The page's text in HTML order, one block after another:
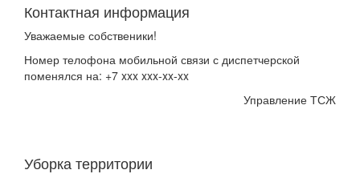
Контактная информация
Уважаемые собственики!
Номер телофона мобильной связи с диспетчерской
поменялся на: +7 xxx xxx-xx-xx
Управление ТСЖ
Уборка территории